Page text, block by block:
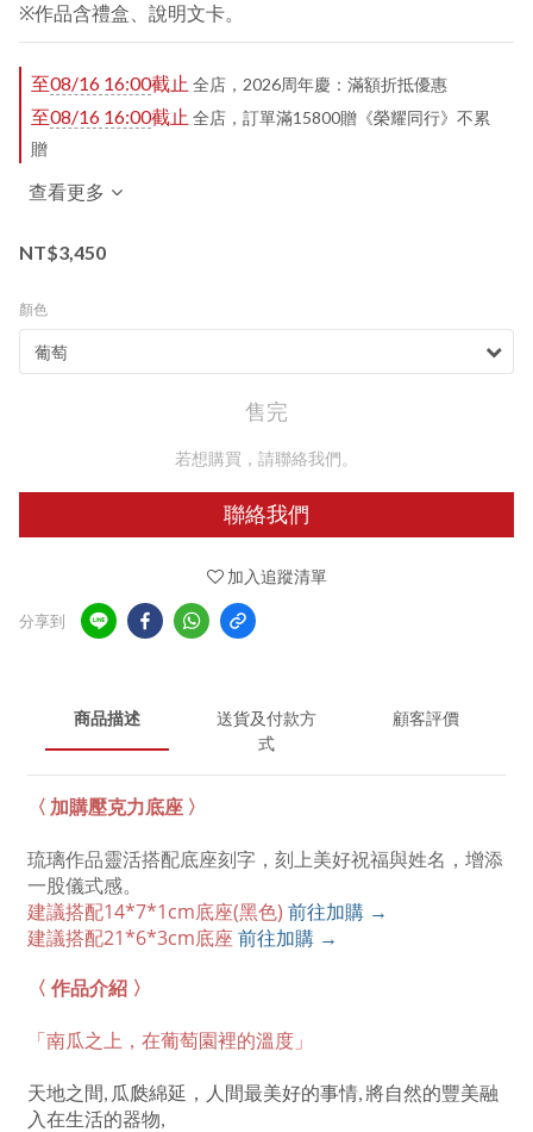
※作品含禮盒、說明文卡。
至08/16 16:00截止 全店，2026周年慶：滿額折抵優惠
至08/16 16:00截止 全店，訂單滿15800贈《榮耀同行》不累
贈
查看更多
NT$3,450
顏色
售完
若想購買，請聯絡我們。
聯絡我們
加入追蹤清單
分享到
商品描述
送貨及付款方
式
顧客評價
〈 加購壓克力底座 〉
琉璃作品靈活搭配底座刻字，刻上美好祝福與姓名，增添
一股儀式感。
建議搭配14*7*1cm底座(黑色) 前往加購 →
建議搭配21*6*3cm底座前往加購 →
〈 作品介紹 〉
「南瓜之上，在葡萄園裡的溫度」
天地之間, 瓜瓞綿延，人間最美好的事情, 將自然的豐美融
入在生活的器物,